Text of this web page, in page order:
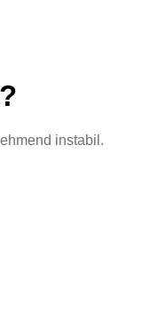
instabil.